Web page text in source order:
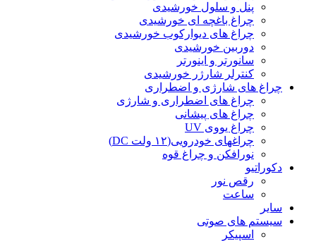
پنل و سلول خورشیدی
چراغ باغچه ای خورشیدی
چراغ های دیوارکوب خورشیدی
دوربین خورشیدی
سانورتر و اینورتر
کنترلر شارژر خورشیدی
چراغ های شارژی و اضطراری
چراغ های اضطراری و شارژی
چراغ های پیشانی
چراغ یووی UV
چراغهای خودرویی(۱۲ ولت DC)
نورافکن و چراغ قوه
دکوراتیو
رقص نور
ساعت
سایر
سیستم های صوتی
اسپیکر